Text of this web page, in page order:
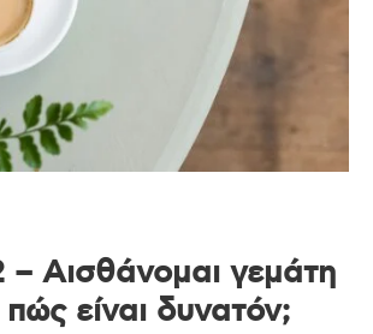
Αισθάνομαι γεμάτη
πώς είναι δυνατόν;